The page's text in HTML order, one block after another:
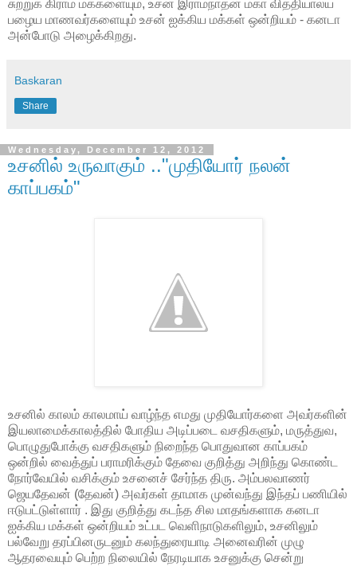
சுற்றுக் கிராம மக்களையும், உசன் இராமநாதன் மகா வித்தியாலய
பழைய மாணவர்களையும் உசன் ஐக்கிய மக்கள் ஒன்றியம் - கனடா
அன்போடு அழைக்கிறது.
Baskaran
Share
Wednesday, December 12, 2012
உசனில் உருவாகும் .."முதியோர் நலன்
காப்பகம்"
உசனில் காலம் காலமாய் வாழ்ந்த எமது முதியோர்களை அவர்களின்
இயலாமைக்காலத்தில் போதிய அடிப்படை வசதிகளும், மருத்துவ,
பொழுதுபோக்கு வசதிகளும் நிறைந்த பொதுவான காப்பகம்
ஒன்றில் வைத்துப் பராமரிக்கும் தேவை குறித்து அறிந்து கொண்ட
நோர்வேயில் வசிக்கும் உசனைச் சேர்ந்த திரு. அம்பலவாணர்
ஜெயதேவன் (தேவன்) அவர்கள் தாமாக முன்வந்து இந்தப் பணியில்
ஈடுபட்டுள்ளார் . இது குறித்து கடந்த சில மாதங்களாக கனடா
ஐக்கிய மக்கள் ஒன்றியம் உட்பட வெளிநாடுகளிலும், உசனிலும்
பல்வேறு தரப்பினருடனும் கலந்துரையாடி அனைவரின் முழு
ஆதரவையும் பெற்ற நிலையில் நேரடியாக உசனுக்கு சென்று